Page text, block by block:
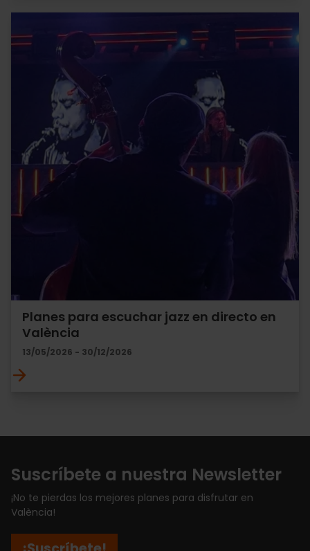
Planes para escuchar jazz en directo en
València
13/05/2026 - 30/12/2026
Suscríbete a nuestra Newsletter
¡No te pierdas los mejores planes para disfrutar en
València!